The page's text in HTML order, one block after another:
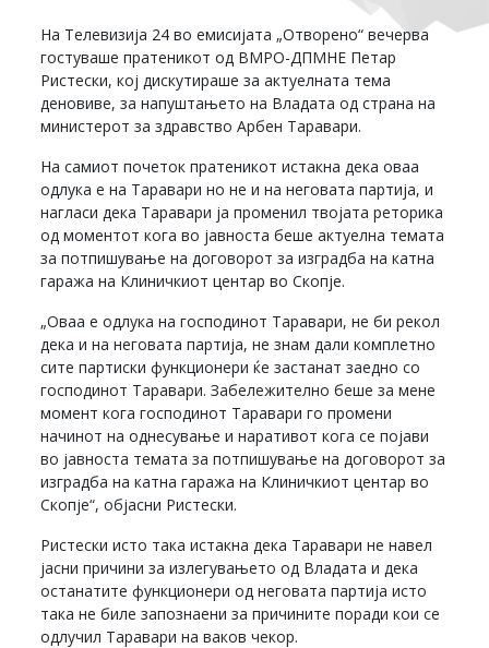
На Телевизија 24 во емисијата „Отворено“ вечерва
гостуваше пратеникот од ВМРО-ДПМНЕ Петар
Ристески, кој дискутираше за актуелната тема
деновиве, за напуштањето на Владата од страна на
министерот за здравство Арбен Таравари.
На самиот почеток пратеникот истакна дека оваа
одлука е на Таравари но не и на неговата партија, и
нагласи дека Таравари ја променил твојата реторика
од моментот кога во јавноста беше актуелна темата
за потпишување на договорот за изградба на катна
гаража на Клиничкиот центар во Скопје.
„Оваа е одлука на господинот Таравари, не би рекол
дека и на неговата партија, не знам дали комплетно
сите партиски функционери ќе застанат заедно со
господинот Таравари. Забележително беше за мене
момент кога господинот Таравари го промени
начинот на однесување и наративот кога се појави
во јавноста темата за потпишување на договорот за
изградба на катна гаража на Клиничкиот центар во
Скопје“, објасни Ристески.
Ристески исто така истакна дека Таравари не навел
јасни причини за излегувањето од Владата и дека
останатите функционери од неговата партија исто
така не биле запознаени за причините поради кои се
одлучил Таравари на ваков чекор.